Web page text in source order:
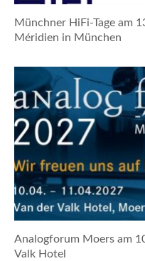
Münchner HiFi-Tage am
Méridien in München
Analogforum Moers am
Valk Hotel